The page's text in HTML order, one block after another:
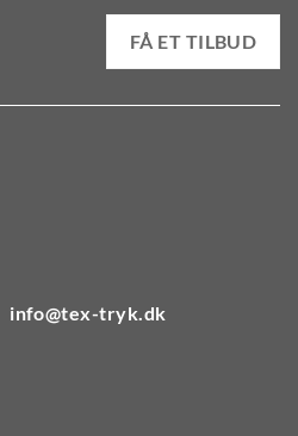
FÅ ET TILBUD
info@tex-tryk.dk